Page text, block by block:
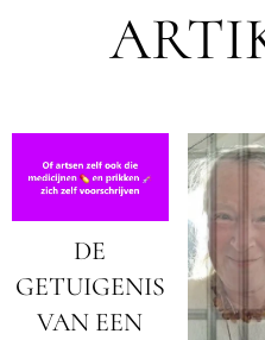
DE
GETUIGENIS
VAN EEN